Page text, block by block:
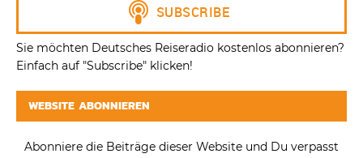
Sie möchten Deutsches Reiseradio kostenlos abonnieren?
Einfach auf "Subscribe" klicken!
WEBSITE ABONNIEREN
Abonniere die Beiträge dieser Website und Du verpasst